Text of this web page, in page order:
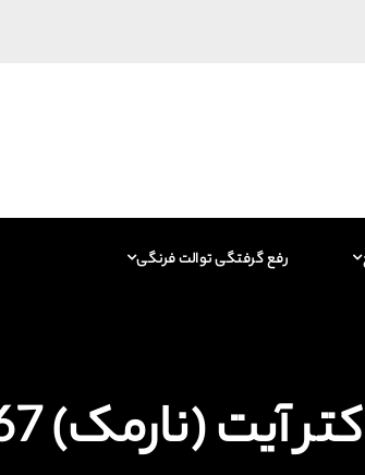
رفع گرفتگی توالت فرنگی
09129615767 فاضلاب